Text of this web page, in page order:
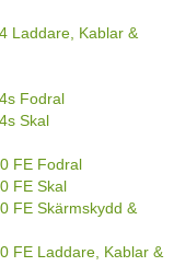
Laddare, Kablar &
Fodral
Skal
FE Fodral
FE Skal
FE Skärmskydd &
FE Laddare, Kablar &